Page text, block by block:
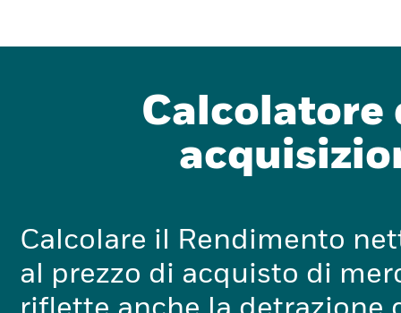
Calcolatore
Calcolare il Rendimento
al prezzo di acquisto di